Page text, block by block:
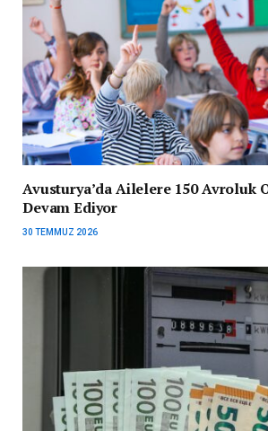
Avusturya’da Ailelere 150 Avroluk
Devam Ediyor
30 TEMMUZ 2026